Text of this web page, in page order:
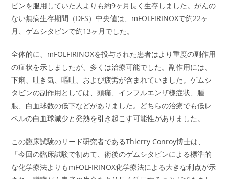
ビンを服用していた人よりも約9ヶ月長く生存しました。がんの
ない無病生存期間（DFS）中央値は、mFOLFIRINOXで約22ヶ
月、ゲムシタビンで約13ヶ月でした。
全体的に、mFOLFIRINOXを投与された患者はより重度の副作用
の症状を示しましたが、多くは治療可能でした。副作用には、
下痢、吐き気、嘔吐、および疲労が含まれていました。ゲムシ
タビンの副作用としては、頭痛、インフルエンザ様症状、腫
脹、白血球数の低下などがありました。どちらの治療でも低レ
ベルの白血球減少と発熱を引き起こす可能性がありました。
この臨床試験のリード研究者であるThierry Conroy博士は、
「今回の臨床試験で初めて、術後のゲムシタビンによる標準的
な化学療法よりもmFOLFIRINOX化学療法による大きな利点が示